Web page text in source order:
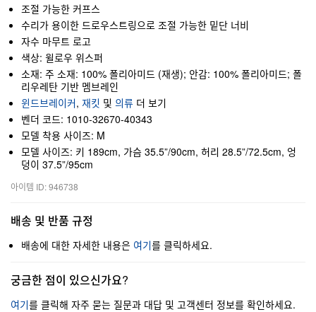
조절 가능한 커프스
수리가 용이한 드로우스트링으로 조절 가능한 밑단 너비
자수 마무트 로고
색상: 윌로우 위스퍼
소재: 주 소재: 100% 폴리아미드 (재생); 안감: 100% 폴리아미드; 폴
리우레탄 기반 멤브레인
윈드브레이커, 재킷 및 의류 더 보기
벤더 코드: 1010-32670-40343
모델 착용 사이즈: M
모델 사이즈: 키 189cm, 가슴 35.5”/90cm, 허리 28.5”/72.5cm, 엉
덩이 37.5”/95cm
아이템 ID: 946738
배송 및 반품 규정
배송에 대한 자세한 내용은 여기를 클릭하세요.
궁금한 점이 있으신가요?
여기를 클릭해 자주 묻는 질문과 대답 및 고객센터 정보를 확인하세요.